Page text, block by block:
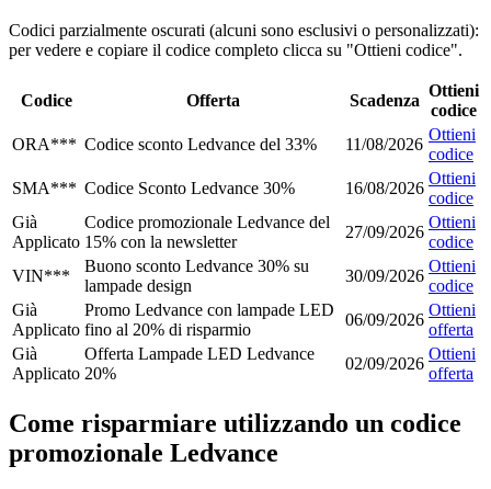
Codici parzialmente oscurati (alcuni sono esclusivi o personalizzati):
per vedere e copiare il codice completo clicca su "Ottieni codice".
Codice Offerta Scadenza
Ottieni
codice
ORA*** Codice sconto Ledvance del 33% 11/08/2026
Ottieni
codice
SMA*** Codice Sconto Ledvance 30% 16/08/2026
Ottieni
codice
Già
Applicato
Codice promozionale Ledvance del
15% con la newsletter
27/09/2026
Ottieni
codice
VIN***
Buono sconto Ledvance 30% su
lampade design
30/09/2026
Ottieni
codice
Già
Applicato
Promo Ledvance con lampade LED
fino al 20% di risparmio
06/09/2026
Ottieni
offerta
Già
Applicato
Offerta Lampade LED Ledvance
20%
02/09/2026
Ottieni
offerta
Come risparmiare utilizzando un codice
promozionale Ledvance